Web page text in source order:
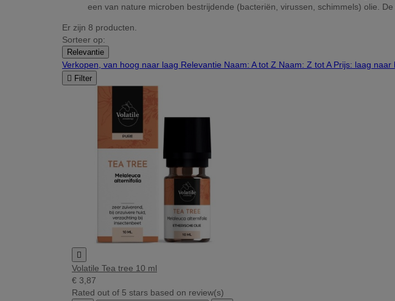
een van nature microben bestrijdende (bacteriën, virussen, schimmels) olie.
Er zijn 8 producten.
Sorteer op:
Relevantie
Verkopen, van hoog naar laag Relevantie Naam: A tot Z Naam: Z tot A Prijs: laag naar
 Filter

Volatile Tea tree 10 ml
€ 3,87
Rated out of 5 stars based on review(s)